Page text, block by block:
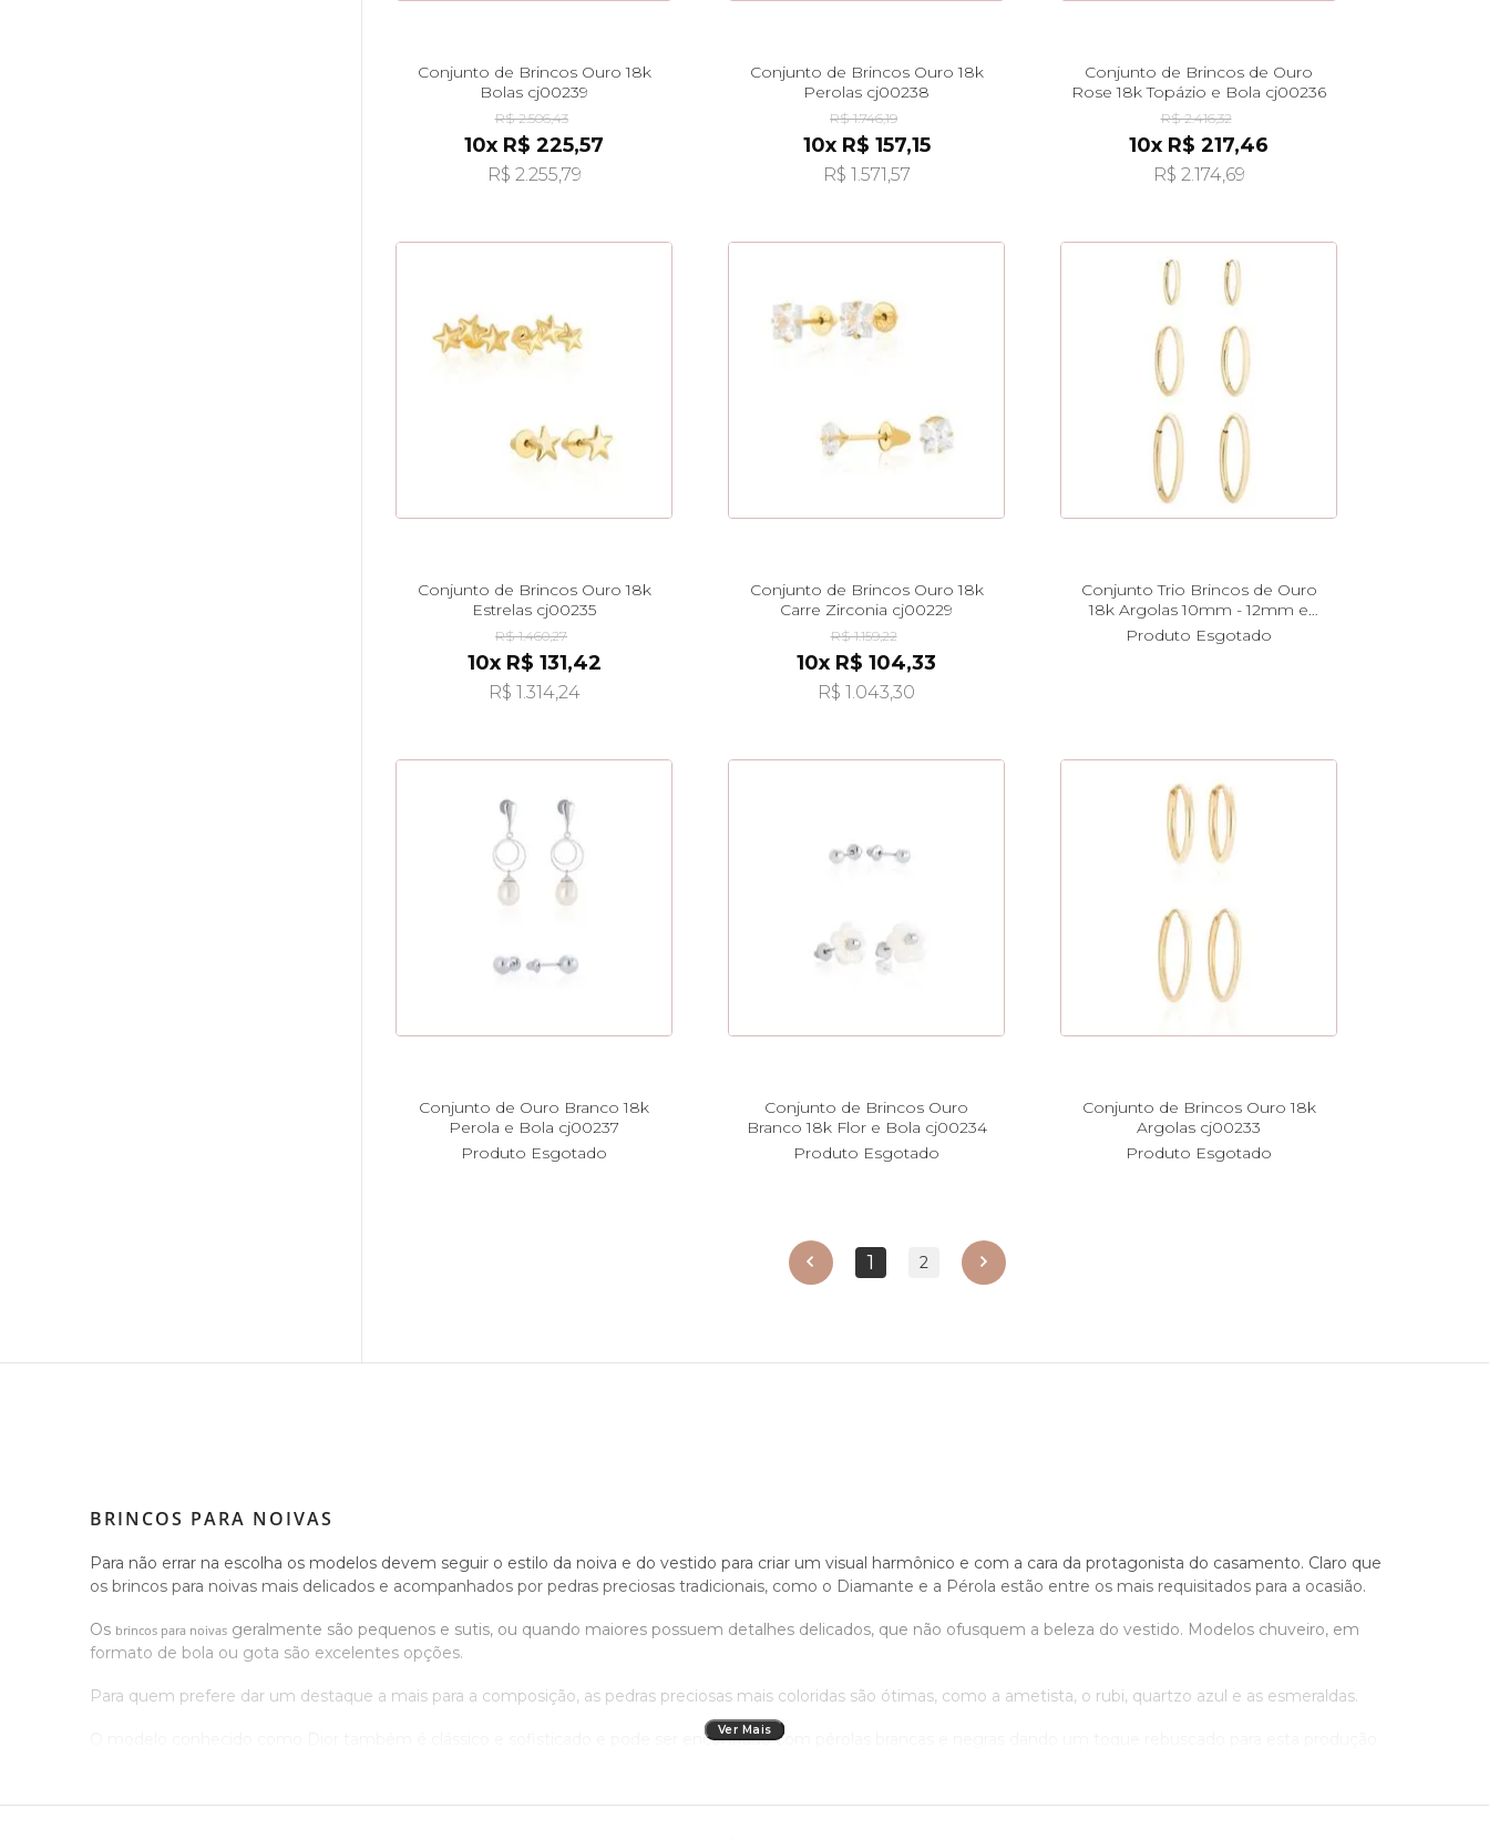
Conjunto de Brincos Ouro 18k
Bolas cj00239
R$ 2.506,43
10x R$ 225,57
R$ 2.255,79
Conjunto de Brincos Ouro 18k
Perolas cj00238
R$ 1.746,19
10x R$ 157,15
R$ 1.571,57
Conjunto de Brincos de Ouro
Rose 18k Topázio e Bola cj00236
R$ 2.416,32
10x R$ 217,46
R$ 2.174,69
Conjunto de Brincos Ouro 18k
Estrelas cj00235
R$ 1.460,27
10x R$ 131,42
R$ 1.314,24
Conjunto de Brincos Ouro 18k
Carre Zirconia cj00229
R$ 1.159,22
10x R$ 104,33
R$ 1.043,30
Conjunto Trio Brincos de Ouro
18k Argolas 10mm - 12mm e
14mm br25940
Produto Esgotado
Conjunto de Ouro Branco 18k
Perola e Bola cj00237
Produto Esgotado
Conjunto de Brincos Ouro
Branco 18k Flor e Bola cj00234
Produto Esgotado
Conjunto de Brincos Ouro 18k
Argolas cj00233
Produto Esgotado
anterior 1 2 próximo
BRINCOS PARA NOIVAS
Para não errar na escolha os modelos devem seguir o estilo da noiva e do vestido para criar um visual harmônico e com a cara da protagonista do casamento. Claro que
os brincos para noivas mais delicados e acompanhados por pedras preciosas tradicionais, como o Diamante e a Pérola estão entre os mais requisitados para a ocasião.
Os brincos para noivas geralmente são pequenos e sutis, ou quando maiores possuem detalhes delicados, que não ofusquem a beleza do vestido. Modelos chuveiro, em
formato de bola ou gota são excelentes opções.
Para quem prefere dar um destaque a mais para a composição, as pedras preciosas mais coloridas são ótimas, como a ametista, o rubi, quartzo azul e as esmeraldas.
O modelo conhecido como Dior também é clássico e sofisticado e pode ser encontrado com pérolas brancas e negras dando um toque rebuscado para esta produção
Ver Mais